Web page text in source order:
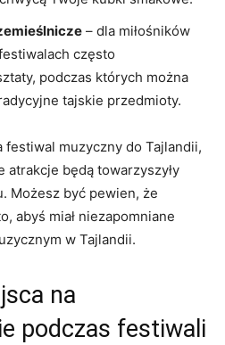
–⁣ dla miłośników
często
podczas których można
tajskie przedmioty.
muzyczny do Tajlandii,
atrakcje będą towarzyszyły
Możesz ⁣być⁢ pewien, że⁣
abyś miał​ niezapomniane
w Tajlandii.
na
podczas festiwali